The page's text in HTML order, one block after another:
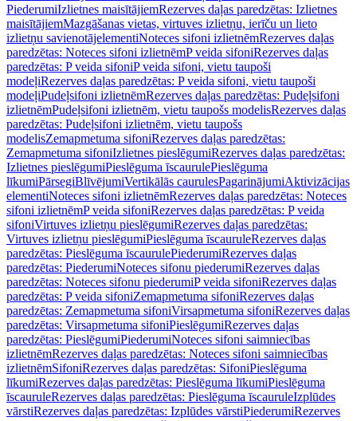
PiederumiIzlietnes maisītājiemRezerves daļas paredzētas: Izlietnes
maisītājiemMazgāšanas vietas, virtuves izlietņu, ierīču un lieto
izlietņu savienotājelementiNoteces sifoni izlietnēmRezerves daļas
paredzētas: Noteces sifoni izlietnēmP veida sifoniRezerves daļas
paredzētas: P veida sifoniP veida sifoni, vietu taupoši
modeļiRezerves daļas paredzētas: P veida sifoni, vietu taupoši
modeļiPudeļsifoni izlietnēmRezerves daļas paredzētas: Pudeļsifoni
izlietnēmPudeļsifoni izlietnēm, vietu taupošs modelisRezerves daļas
paredzētas: Pudeļsifoni izlietnēm, vietu taupošs
modelisZemapmetuma sifoniRezerves daļas paredzētas:
Zemapmetuma sifoniIzlietnes pieslēgumiRezerves daļas paredzētas:
Izlietnes pieslēgumiPieslēguma īscaurulePieslēguma
līkumiPārsegiBlīvējumiVertikālās caurulesPagarinājumiAktivizācijas
elementiNoteces sifoni izlietnēmRezerves daļas paredzētas: Noteces
sifoni izlietnēmP veida sifoniRezerves daļas paredzētas: P veida
sifoniVirtuves izlietņu pieslēgumiRezerves daļas paredzētas:
Virtuves izlietņu pieslēgumiPieslēguma īscauruleRezerves daļas
paredzētas: Pieslēguma īscaurulePiederumiRezerves daļas
paredzētas: PiederumiNoteces sifonu piederumiRezerves daļas
paredzētas: Noteces sifonu piederumiP veida sifoniRezerves daļas
paredzētas: P veida sifoniZemapmetuma sifoniRezerves daļas
paredzētas: Zemapmetuma sifoniVirsapmetuma sifoniRezerves daļas
paredzētas: Virsapmetuma sifoniPieslēgumiRezerves daļas
paredzētas: PieslēgumiPiederumiNoteces sifoni saimniecības
izlietnēmRezerves daļas paredzētas: Noteces sifoni saimniecības
izlietnēmSifoniRezerves daļas paredzētas: SifoniPieslēguma
līkumiRezerves daļas paredzētas: Pieslēguma līkumiPieslēguma
īscauruleRezerves daļas paredzētas: Pieslēguma īscauruleIzplūdes
vārstiRezerves daļas paredzētas: Izplūdes vārstiPiederumiRezerves